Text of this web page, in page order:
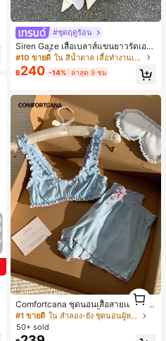
#ชุดฤดูร้อน
Siren Gaze เสื้อเบลาส์แขนยาวรัดเอว
ลายจุดสีน้ำตาลใหม่สำหรับฤดูใบไม้ร่ว
งสำหรับผู้หญิง
#10 ขายดี ใน สีน้ำตาล เสื้อทำงานเนื้อผ้านุ่ม
฿240 -14% ล่าสุด 9 ชม
Comfortcana ชุดนอนเสื้อสายเดี่ยวแต่
งระบายและกางเกงขาสั้นสำหรับผู้หญิง
#1 ขายดี
ใน ลำลอง-ยัง ชุดนอนผู้หญิง
50+ sold
1